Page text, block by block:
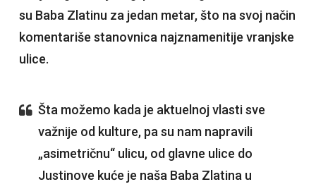
su Baba Zlatinu za jedan metar, što na svoj način
komentariše stanovnica najznamenitije vranjske
ulice.
Šta možemo kada je aktuelnoj vlasti sve
važnije od kulture, pa su nam napravili
„asimetričnu“ ulicu, od glavne ulice do
Justinove kuće je naša Baba Zlatina u